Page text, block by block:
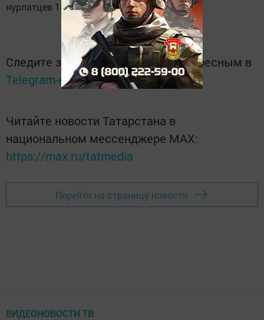
нурлатцев 181.
Следите за самым важным и интересным в
Telegram-каналеТатмедиа
Читайте новости Татарстана в
национальном мессенджере MАХ:
https://max.ru/tatmedia
Перейти на страницу новости
ВИДЕОНОВОСТИ ТВ